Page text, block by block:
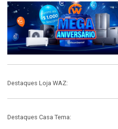
Destaques Loja WAZ:
Destaques Casa Tema: